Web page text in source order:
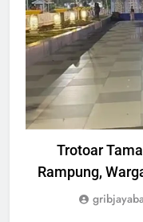
Trotoar
Rampung,